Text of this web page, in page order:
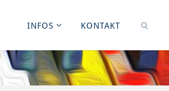
INFOS KONTAKT